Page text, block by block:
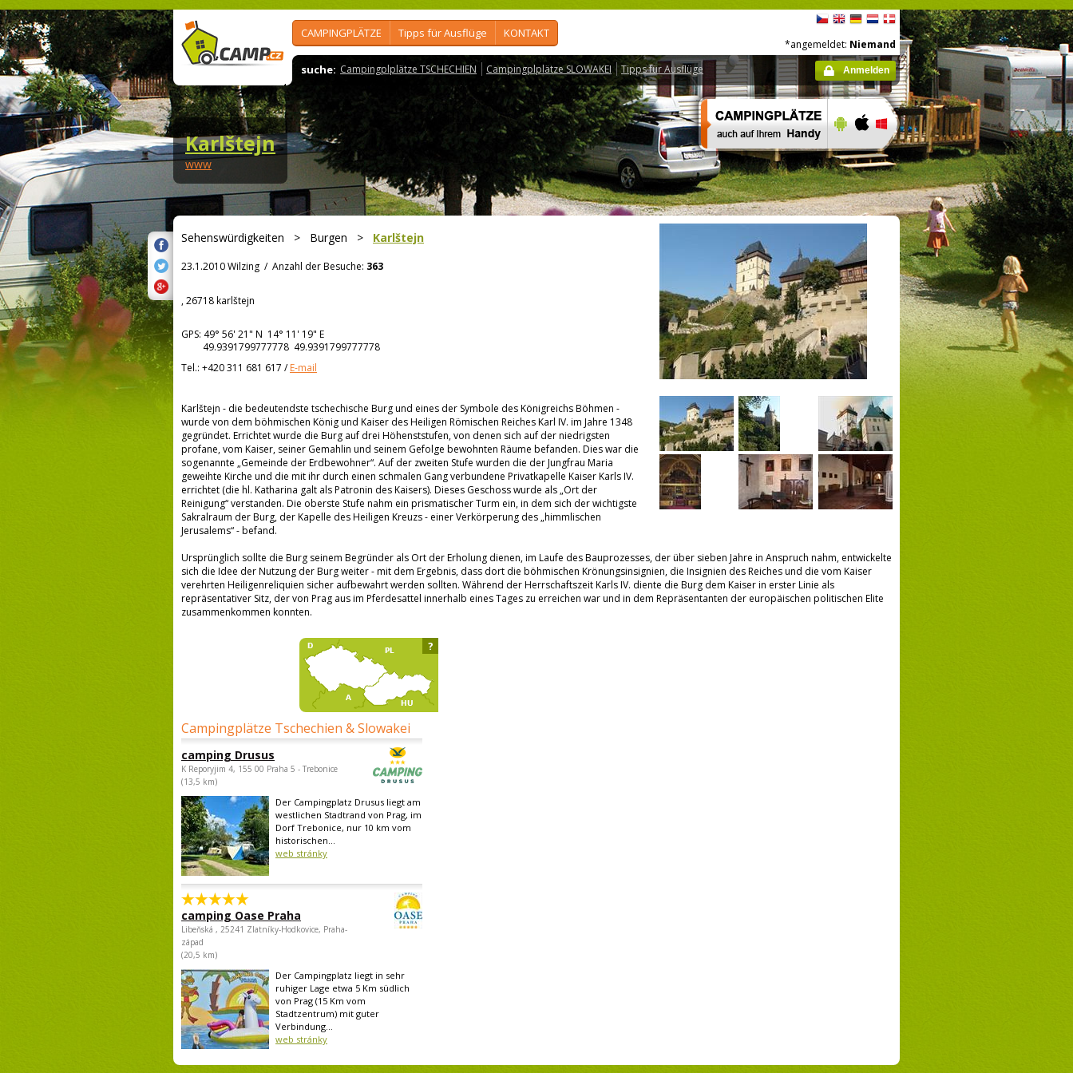
CAMPINGPLÄTZE Tipps für Ausflüge KONTAKT
suche: Campingplplätze TSCHECHIEN Campingplplätze SLOWAKEI Tipps für Ausflüge
*angemeldet: Niemand
Anmelden
Karlštejn
www
Sehenswürdigkeiten > Burgen > Karlštejn
23.1.2010 Wilzing / Anzahl der Besuche: 363
, 26718 karlštejn
GPS: 49° 56' 21" N 14° 11' 19" E
49.9391799777778 49.9391799777778
Tel.: +420 311 681 617 /E-mail
Karlštejn - die bedeutendste tschechische Burg und eines der Symbole des Königreichs Böhmen -
wurde von dem böhmischen König und Kaiser des Heiligen Römischen Reiches Karl IV. im Jahre 1348
gegründet. Errichtet wurde die Burg auf drei Höhenststufen, von denen sich auf der niedrigsten
profane, vom Kaiser, seiner Gemahlin und seinem Gefolge bewohnten Räume befanden. Dies war die
sogenannte „Gemeinde der Erdbewohner“. Auf der zweiten Stufe wurden die der Jungfrau Maria
geweihte Kirche und die mit ihr durch einen schmalen Gang verbundene Privatkapelle Kaiser Karls IV.
errichtet (die hl. Katharina galt als Patronin des Kaisers). Dieses Geschoss wurde als „Ort der
Reinigung“ verstanden. Die oberste Stufe nahm ein prismatischer Turm ein, in dem sich der wichtigste
Sakralraum der Burg, der Kapelle des Heiligen Kreuzs - einer Verkörperung des „himmlischen
Jerusalems“ - befand.
Ursprünglich sollte die Burg seinem Begründer als Ort der Erholung dienen, im Laufe des Bauprozesses, der über sieben Jahre in Anspruch nahm, entwickelte
sich die Idee der Nutzung der Burg weiter - mit dem Ergebnis, dass dort die böhmischen Krönungsinsignien, die Insignien des Reiches und die vom Kaiser
verehrten Heiligenreliquien sicher aufbewahrt werden sollten. Während der Herrschaftszeit Karls IV. diente die Burg dem Kaiser in erster Linie als
repräsentativer Sitz, der von Prag aus im Pferdesattel innerhalb eines Tages zu erreichen war und in dem Repräsentanten der europäischen politischen Elite
zusammenkommen konnten.
Campingplätze Tschechien & Slowakei
camping Drusus
K Reporyjim 4, 155 00 Praha 5 - Trebonice
(13,5 km)
Der Campingplatz Drusus liegt am
westlichen Stadtrand von Prag, im
Dorf Trebonice, nur 10 km vom
historischen...
web stránky
camping Oase Praha
Libeňská , 25241 Zlatníky-Hodkovice, Praha-
západ
(20,5 km)
Der Campingplatz liegt in sehr
ruhiger Lage etwa 5 Km südlich
von Prag (15 Km vom
Stadtzentrum) mit guter
Verbindung...
web stránky
?